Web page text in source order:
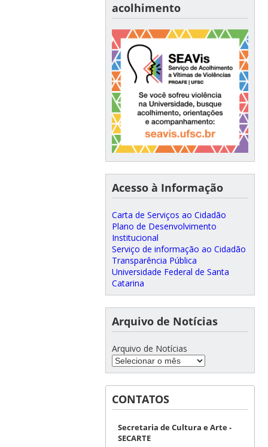
acolhimento
Acesso à Informação
Carta de Serviços ao Cidadão
Plano de Desenvolvimento
Institucional
Serviço de informação ao Cidadão
Transparência Pública
Universidade Federal de Santa
Catarina
Arquivo de Notícias
Arquivo de Notícias
CONTATOS
Secretaria de Cultura e Arte -
SECARTE